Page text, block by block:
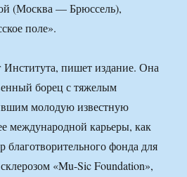
(Москва — Брюссель),
поле».
пишет издание. Она
борец с тяжелым
молодую известную
международной карьеры, как
благотворительного фонда для
«Mu-Sic Foundation»,